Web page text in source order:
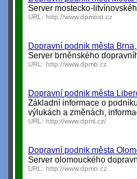
Server mostecko-
URL: http://www.dpmost.cz
Dopravní podnik města
Server brněnského
URL: http://www.dpmb.cz
Dopravní podnik města
Základní informace o
výlukách a změnách,
URL: http://www.dpml.cz/
Dopravní podnik města
Server olomouckého
URL: http://www.dpmo.cz